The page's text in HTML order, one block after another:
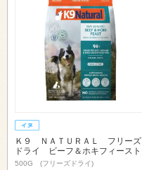
Ｋ９ ＮＡＴＵＲＡＬ フリーズ
ドライ ビーフ＆ホキフィースト
500G (フリーズドライ)